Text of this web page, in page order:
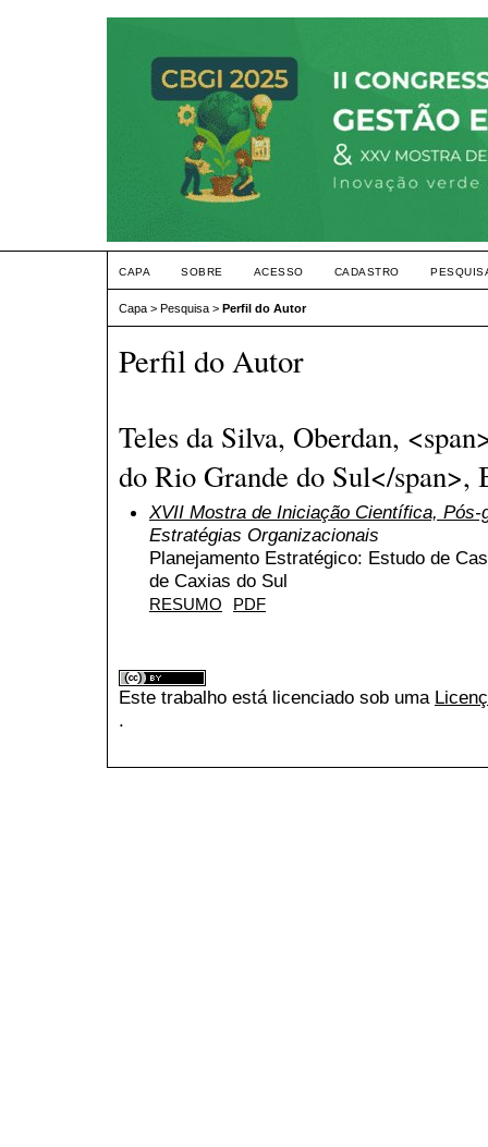
CAPA SOBRE ACESSO CADASTRO
Capa > Pesquisa > Perfil do Autor
Perfil do Autor
Teles da Silva, Oberdan,
do Rio Grande do Sul</span>,
XVII Mostra de Iniciação Científica,
Estratégias Organizacionais
Planejamento Estratégico: Estudo de
de Caxias do Sul
RESUMO PDF
Este trabalho está licenciado sob uma
.